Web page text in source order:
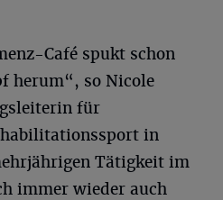
Café spukt schon
herum“, so Nicole
für
in
Tätigkeit im
immer wieder auch